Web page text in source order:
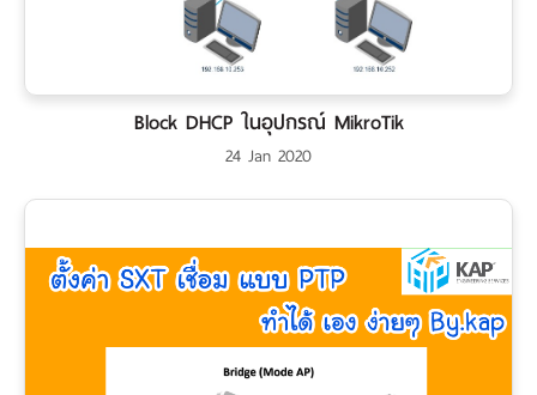
Block DHCP ในอุปกรณ์ MikroTik
24 Jan 2020